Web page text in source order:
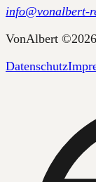
info@vonalbert-
VonAlbert ©2026
Datenschutz